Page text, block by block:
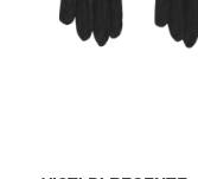
Vedi tutte le